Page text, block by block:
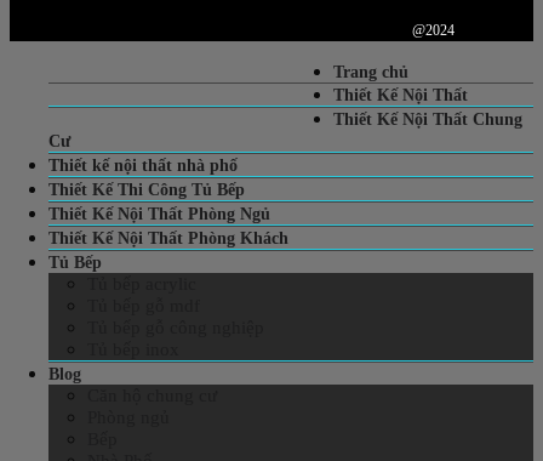
@2024
Trang chủ
Thiết Kế Nội Thất
Thiết Kế Nội Thất Chung
Cư
Thiết kế nội thất nhà phố
Thiết Kế Thi Công Tủ Bếp
Thiết Kế Nội Thất Phòng Ngủ
Thiết Kế Nội Thất Phòng Khách
Tủ Bếp
Blog